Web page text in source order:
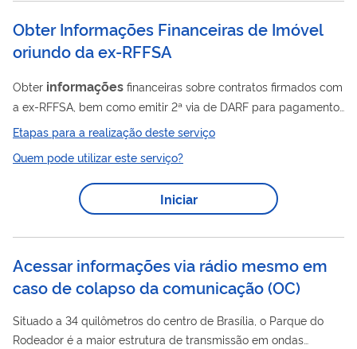
Obter Informações Financeiras de Imóvel
oriundo da ex-RFFSA
Obter informações financeiras sobre contratos firmados com
a ex-RFFSA, bem como emitir 2ª via de DARF para pagamento
de débitos relacionados aos imóveis desses contratos.
Etapas para a realização deste serviço
Quem pode utilizar este serviço?
Iniciar
Acessar informações via rádio mesmo em
caso de colapso da comunicação(OC)
Situado a 34 quilômetros do centro de Brasília, o Parque do
Rodeador é a maior estrutura de transmissão em ondas